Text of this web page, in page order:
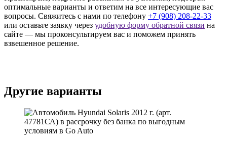
оптимальные варианты и ответим на все интересующие вас
вопросы. Свяжитесь с нами по телефону +7 (908) 208-22-33
или оставьте заявку через удобную форму обратной связи на
сайте — мы проконсультируем вас и поможем принять
взвешенное решение.
Другие варианты